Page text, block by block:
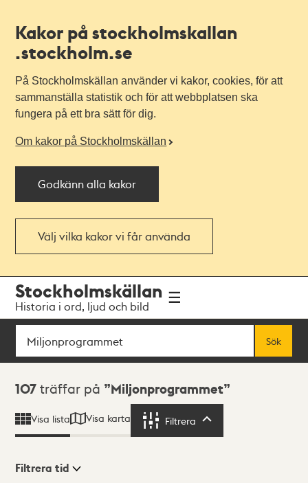
Kakor på stockholmskallan
.stockholm.se
På Stockholmskällan använder vi kakor, cookies, för att
sammanställa statistik och för att webbplatsen ska
fungera på ett bra sätt för dig.
Om kakor på Stockholmskällan
Godkänn alla kakor
Välj vilka kakor vi får använda
navigationen
huvudinnehållet
Stockholmskällan
Historia i ord, ljud och bild
Sök
Sök
Sökresultat
107 träffar på Miljonprogrammet
Visa lista Visa karta Filtrera
Filtrera tid